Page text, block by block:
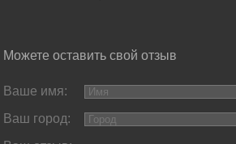
Можете оставить свой отзыв
Ваше имя:
Ваш город: